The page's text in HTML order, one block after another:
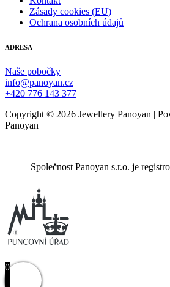
Zásady cookies (EU)
Ochrana osobních údajů
ADRESA
Naše pobočky
info@panoyan.cz
+420 776 143 377
Copyright © 2026 Jewellery Panoyan |
Panoyan
Společnost Panoyan s.r.o. je
0